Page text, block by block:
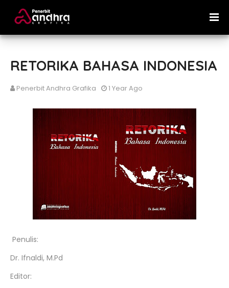
RETORIKA BAHASA INDONESIA
Penerbit Andhra Grafika 1 Year Ago
Penulis:
Dr. Ifnaldi, M.Pd
Editor: